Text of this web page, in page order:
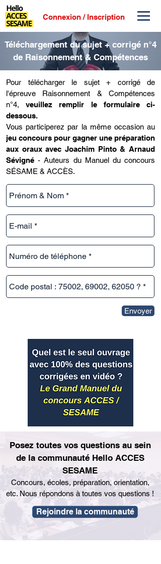
Connexion / Inscription
Téléchargement du sujet + corrigé n°4
de Raisonnement & Compétences
Pour télécharger le sujet + corrigé de
l'épreuve Raisonnement & Compétences
n°4,veuillez remplir le formulaire ci-
dessous.
Vous participerez par la même occasion au
jeu concours pour gagner une préparation
aux oraux avec Joachim Pinto & Arnaud
Sévigné - Auteurs du Manuel du concours
SÉSAME & ACCÈS.
Envoyer
Posez toutes vos questions au sein
de la communauté Hello ACCES
SESAME
Concours, écoles, préparation, orientation,
etc. Nous répondons à toutes vos questions !
Rejoindre la communauté